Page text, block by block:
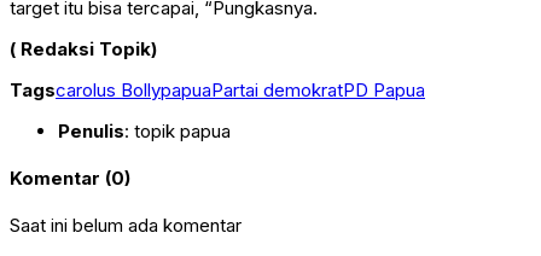
target itu bisa tercapai, “Pungkasnya.
( Redaksi Topik)
Tagscarolus BollypapuaPartai demokratPD Papua
Penulis: topik papua
Komentar (0)
Saat ini belum ada komentar